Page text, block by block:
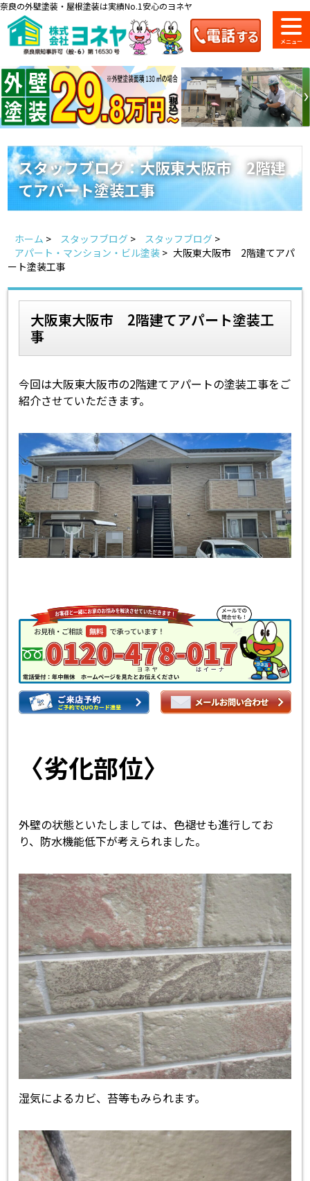
奈良の外壁塗装・屋根塗装は実績No.1安心のヨネヤ
料金一覧 会社案内 ショールーム
のご紹介
来店予約 お問い合わせ
お見積り お電話
地域の事例がいっぱい
ヨネヤの施工実績
スタッフ紹介
スタッフブログ 屋根リフォームについて
ヨネヤがお客様から選ばれる10の
理由
リフォームローン
工場倉庫改修 アパート・マンション修繕
見積もりシミュレーション
スタッフブログ：大阪東大阪市 2階建
てアパート塗装工事
ホーム > スタッフブログ > スタッフブログ >
アパート・マンション・ビル塗装 > 大阪東大阪市 2階建てアパ
ート塗装工事
大阪東大阪市 2階建てアパート塗装工
事
今回は大阪東大阪市の2階建てアパートの塗装工事をご
紹介させていただきます。
〈劣化部位〉
外壁の状態といたしましては、色褪せも進行してお
り、防水機能低下が考えられました。
湿気によるカビ、苔等もみられます。